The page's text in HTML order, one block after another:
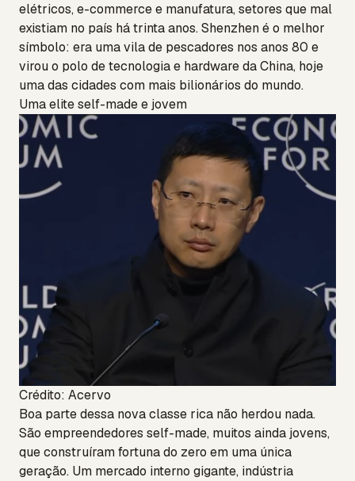
elétricos, e-commerce e manufatura, setores que mal
existiam no país há trinta anos. Shenzhen é o melhor
símbolo: era uma vila de pescadores nos anos 80 e
virou o polo de tecnologia e hardware da China, hoje
uma das cidades com mais bilionários do mundo.
Uma elite self-made e jovem
Crédito: Acervo
Boa parte dessa nova classe rica não herdou nada.
São empreendedores self-made, muitos ainda jovens,
que construíram fortuna do zero em uma única
geração. Um mercado interno gigante, indústria